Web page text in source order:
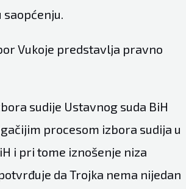
saopćenju.
Vukoje predstavlja pravno
sudije Ustavnog suda BiH
procesom izbora sudija u
i pri tome iznošenje niza
da Trojka nema nijedan